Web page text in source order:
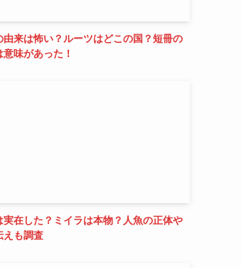
由来は怖い？ルーツはどこの国？短冊の
意味があった！
実在した？ミイラは本物？人魚の正体や
えも調査